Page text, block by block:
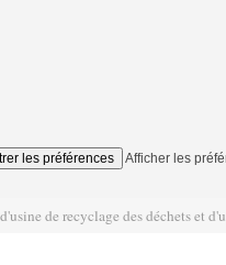
les préférences
Afficher les
de recyclage des déchets et